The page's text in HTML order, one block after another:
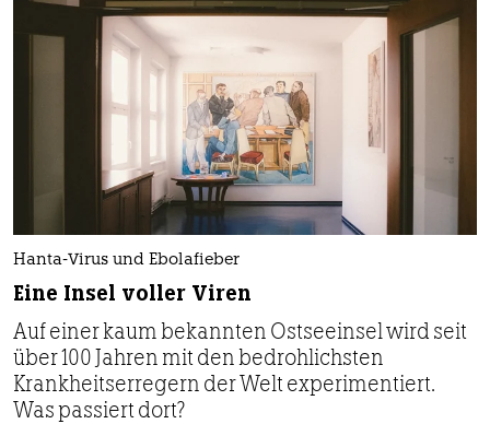
Hanta-Virus und Ebolafieber
Eine Insel voller Viren
Auf einer kaum bekannten Ostseeinsel wird seit
über 100 Jahren mit den bedrohlichsten
Krankheitserregern der Welt experimentiert.
Was passiert dort?